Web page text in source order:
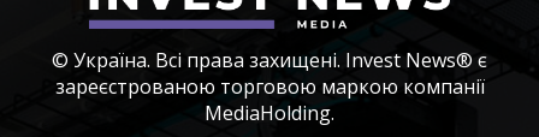
© Україна. Всі права захищені. Invest News® є
зареєстрованою торговою маркою компанії
MediaHolding.